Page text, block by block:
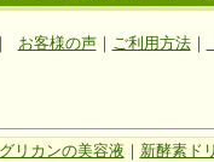
｜ お客様の声｜ ご利用方法｜
リカンの美容液 ｜ 新酵素ド